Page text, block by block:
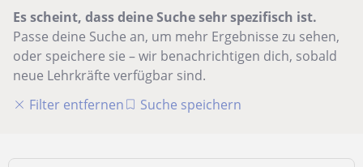
Es scheint, dass deine Suche sehr spezifisch ist.
Passe deine Suche an, um mehr Ergebnisse zu sehen,
oder speichere sie – wir benachrichtigen dich, sobald
neue Lehrkräfte verfügbar sind.
Filter entfernen
Suche speichern